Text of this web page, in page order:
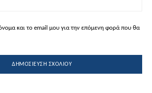
και το email μου για την επόμενη φορά που θα